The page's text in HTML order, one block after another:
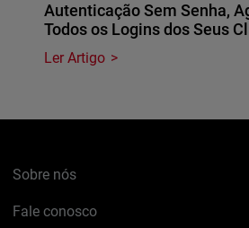
Autenticação Sem Senha,
Todos os Logins dos Seus
Ler Artigo
Sobre nós
Fale conosco